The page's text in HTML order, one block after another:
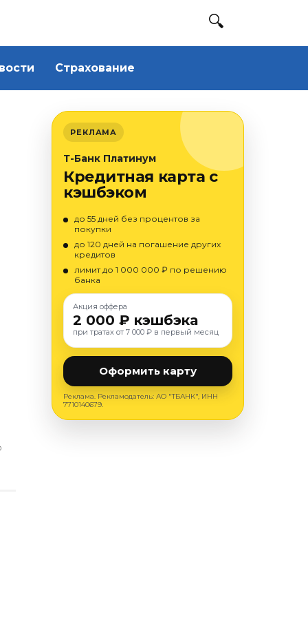
Страхование
РЕКЛАМА
Т-Банк Платинум
Кредитная карта с
кэшбэком
до 55 дней без процентов за
покупки
до 120 дней на погашение других
кредитов
лимит до 1 000 000 ₽ по решению
банка
Акция оффера
2 000 ₽ кэшбэка
при тратах от 7 000 ₽ в первый месяц
Оформить карту
Реклама. Рекламодатель: АО "ТБАНК", ИНН
7710140679.